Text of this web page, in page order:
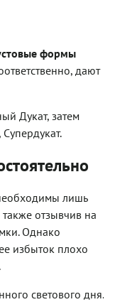
формы
дают
Дукат, затем
лишь
отзывчив на
Однако
избыток плохо
светового дня.